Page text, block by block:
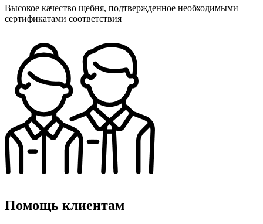
Высокое качество щебня, подтвержденное необходимыми
сертификатами соответствия
Помощь клиентам